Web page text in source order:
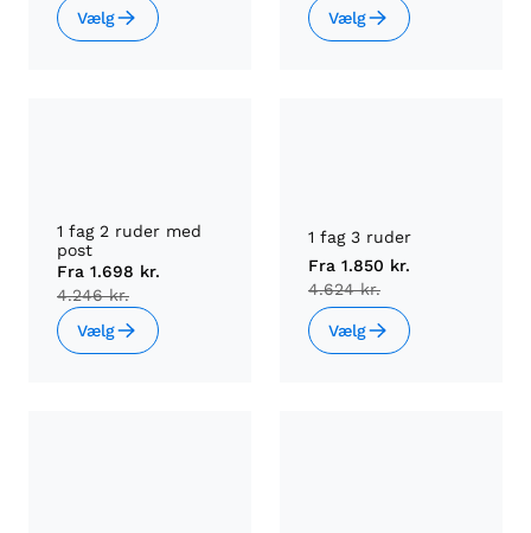
Vælg
Vælg
1 fag 2 ruder med
post
Fra 1.698 kr.
4.246 kr.
Vælg
1 fag 3 ruder
Fra 1.850 kr.
4.624 kr.
Vælg